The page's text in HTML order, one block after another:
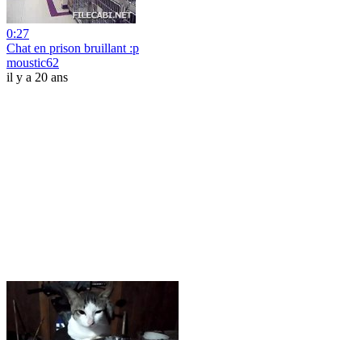
0:27
Chat en prison bruillant :p
moustic62
il y a 20 ans